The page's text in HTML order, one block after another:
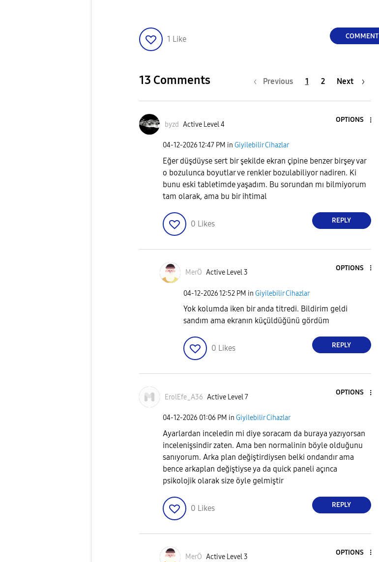
1 Like COMMENT
13 Comments Previous 1 2 Next
byzd Active Level 4
OPTIONS
‎04-12-202612:47 PM in Giyilebilir Cihazlar
Eğer düşdüyse sert bir şekilde ekran çipine benzer birşey var
o bozulunca boyutlar ve renkler bozulabiliyor nadiren. Ki
bunu eski tabletimde yaşadım. Bu sorundan mı bilmiyorum
tam olarak, ama bu bir ihtimal
0 Likes REPLY
MerÖ Active Level 3
OPTIONS
‎04-12-202612:52 PM in Giyilebilir Cihazlar
Yok kolumda iken bir anda titredi. Bildirim geldi
sandım ama ekranın küçüldüğünü gördüm
0 Likes REPLY
ErolEfe_A36 Active Level 7
OPTIONS
‎04-12-2026 01:06 PM in Giyilebilir Cihazlar
Ayarlardan inceledin mi diye soracam da buraya yazıyorsan
incelenişsindir zaten. Ama ben normalinin böyle olduğunu
sanıyorum. Arka plan değiştirdiysen belki ondandır ama
bence arkaplan değiştiyse ya da quick paneli açınca
psikolojik olarak size öyle gelmiştir
0 Likes REPLY
MerÖ Active Level 3
OPTIONS